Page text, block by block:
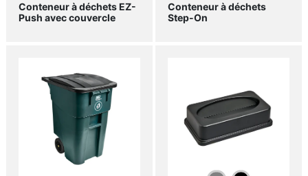
Conteneur à déchets EZ-
Push avec couvercle
Conteneur à déchets
Step-On